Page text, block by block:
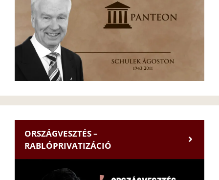
ORSZÁGVESZTÉS –
RABLÓPRIVATIZÁCIÓ